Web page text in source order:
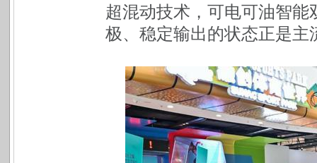
超混动技术，可电可油智
极、稳定输出的状态正是